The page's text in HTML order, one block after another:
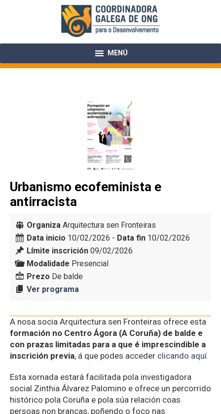
MENÚ
Urbanismo ecofeminista e
antirracista
Organiza Arquitectura sen Fronteiras
Data inicio 10/02/2026 - Data fin 10/02/2026
Límite inscrición 09/02/2026
Modalidade Presencial
Prezo De balde
Ver programa
A nosa socia Arquitectura sen Fronteiras ofrece esta
formación no Centro Ágora (A Coruña) de balde e
con prazas limitadas para a que é imprescindible a
inscrición previa, á que podes acceder clicando aquí.
Esta xornada estará facilitada pola investigadora
social Zinthia Álvarez Palomino e ofrece un percorrido
histórico pola Coruña e pola súa relación coas
persoas non brancas, poñendo o foco nas